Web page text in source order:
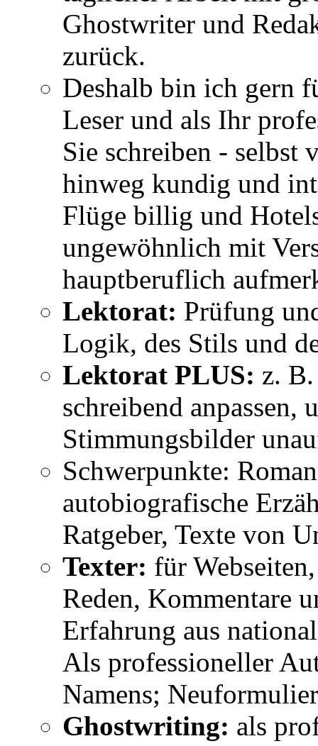
Ghostwriter und
zurück.
Deshalb bin ich gern
Leser und als Ihr
Sie schreiben - selbst
hinweg kundig und
Flüge billig und
ungewöhnlich mit
hauptberuflich
Lektorat: Prüfung
Logik, des Stils und
Lektorat PLUS: z.
schreibend anpassen,
Stimmungsbilder
Schwerpunkte:
autobiografische
Ratgeber, Texte von
Texter: für
Reden, Kommentare
Erfahrung aus
Als professioneller
Namens;
Ghostwriting: als